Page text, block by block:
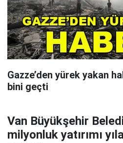
Gazze’den yürek yakan
bini geçti
Van Büyükşehir
milyonluk yatırımı